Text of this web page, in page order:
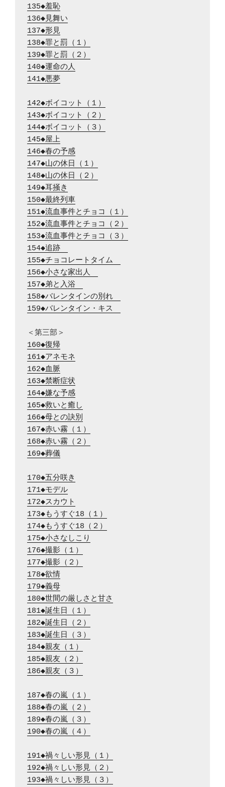
135◆羞恥
136◆見舞い
137◆形見
138◆罪と罰（１）
139◆罪と罰（２）
140◆運命の人
141◆悪夢
142◆ボイコット（１）
143◆ボイコット（２）
144◆ボイコット（３）
145◆屋上
146◆春の予感
147◆山の休日（１）
148◆山の休日（２）
149◆耳掻き
150◆最終列車
151◆流血事件とチョコ（１）
152◆流血事件とチョコ（２）
153◆流血事件とチョコ（３）
154◆追跡
155◆チョコレートタイム
156◆小さな家出人
157◆弟と入浴
158◆バレンタインの別れ
159◆バレンタイン・キス
160◆復帰
161◆アネモネ
162◆血脈
163◆禁断症状
164◆嫌な予感
165◆救いと癒し
166◆母との訣別
167◆赤い霧（１）
168◆赤い霧（２）
169◆葬儀
170◆五分咲き
171◆モデル
172◆スカウト
173◆もうすぐ18（１）
174◆もうすぐ18（２）
175◆小さなしこり
176◆撮影（１）
177◆撮影（２）
178◆欲情
179◆義母
180◆世間の厳しさと甘さ
181◆誕生日（１）
182◆誕生日（２）
183◆誕生日（３）
184◆親友（１）
185◆親友（２）
186◆親友（３）
187◆春の嵐（１）
188◆春の嵐（２）
189◆春の嵐（３）
190◆春の嵐（４）
191◆禍々しい形見（１）
192◆禍々しい形見（２）
193◆禍々しい形見（３）